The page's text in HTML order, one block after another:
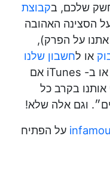
שלכם, בקבוצת
הסצינה האהובה
על הפרק),
או לחשבון שלנו
, לדרג אותנו בספוטיפיי או ב- iTunes אם
בקרב כל
וגם אלה שלא!
על הפתיח